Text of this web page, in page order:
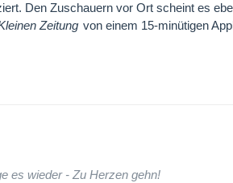
Den Zuschauern vor Ort scheint es
Zeitung von einem 15-minütigen
es wieder - Zu Herzen gehn!